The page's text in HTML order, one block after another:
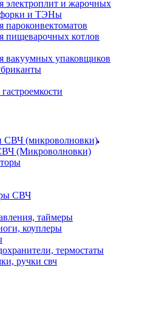
электроплит и жарочных
и ТЭНы
пароконвектоматов
пищеварочных котлов
вакуумных упаковщиков
СВЧ (микроволновки)
(Микроволновки)
СВЧ
таймеры
коуплеры
термостаты
ручки свч